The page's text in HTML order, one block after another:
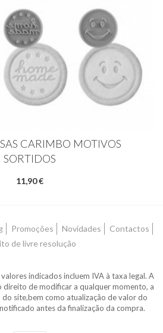
CARIMBO MOTIVOS
SORTIDOS
11,90 €
Promoções Novidades
Contactos
de livre resolução
indicados incluem IVA à taxa legal. A
direito de modificar a qualquer momento, a
site,bem como atualização de valor do
antes da finalização da compra.